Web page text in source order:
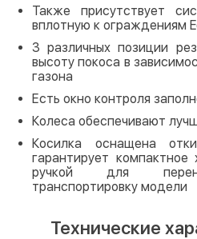
Также присутствует
вплотную к ограждениям
3 различных позиции
высоту покоса в
газона
Есть окно контроля
Колеса обеспечивают
Косилка оснащена
гарантирует компактное
ручкой для
транспортировку модели
Технические